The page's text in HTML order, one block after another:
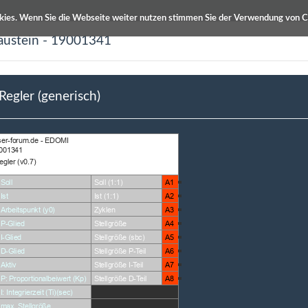
Wenn Sie die Webseite weiter nutzen stimmen Sie der Verwendung von
(generisch)
- 19001341
(generisch)